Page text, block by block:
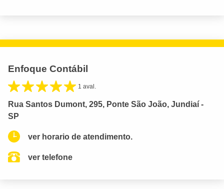
Enfoque Contábil
1 aval.
Rua Santos Dumont, 295, Ponte São João, Jundiaí -
SP
ver horario de atendimento.
ver telefone